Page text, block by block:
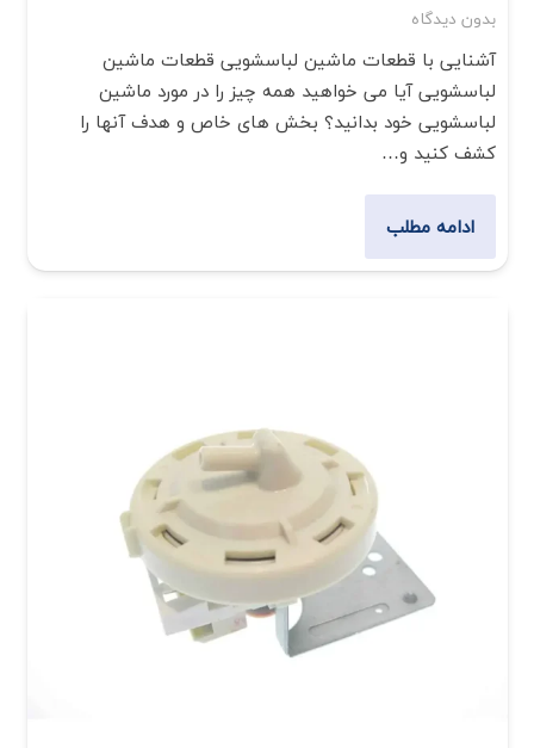
بدون دیدگاه
آشنایی با قطعات ماشین لباسشویی قطعات ماشین
لباسشویی آیا می خواهید همه چیز را در مورد ماشین
لباسشویی خود بدانید؟ بخش های خاص و هدف آنها را
کشف کنید و…
ادامه مطلب